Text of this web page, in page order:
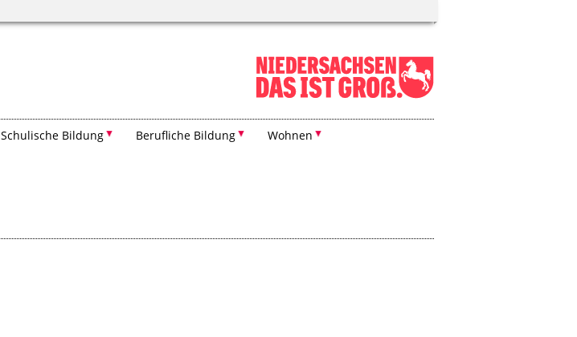
Schulische Bildung Berufliche Bildung Wohnen